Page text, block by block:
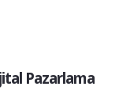
Pazarlama